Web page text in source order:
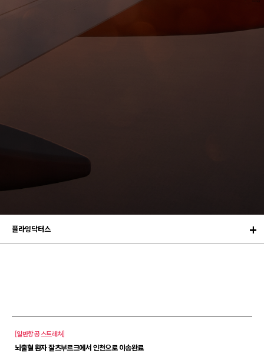
플라잉닥터스
[일반항공 스트레쳐]
뇌출혈 환자 잘츠부르크에서 인천으로 이송완료